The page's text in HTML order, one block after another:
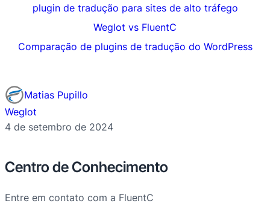
plugin de tradução para sites de alto tráfego
Weglot vs FluentC
Comparação de plugins de tradução do WordPress
Matias Pupillo
Weglot
4 de setembro de 2024
Centro de Conhecimento
Entre em contato com a FluentC